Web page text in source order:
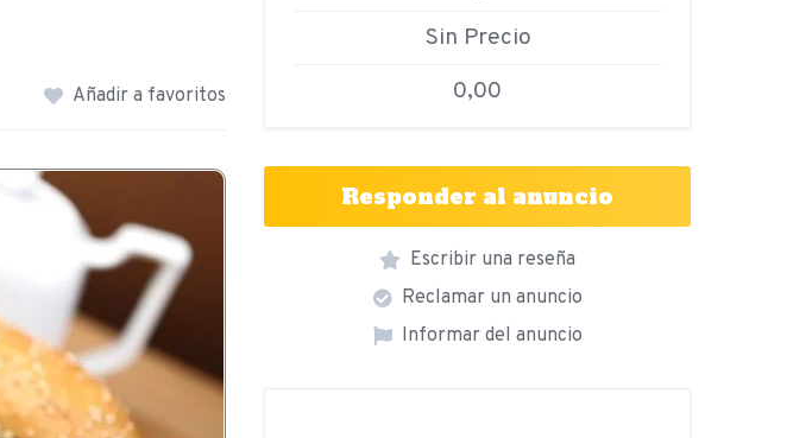
Añadir a favoritos
Sin Precio
0,00
Responder al anuncio
Escribir una reseña
Reclamar un anuncio
Informar del anuncio